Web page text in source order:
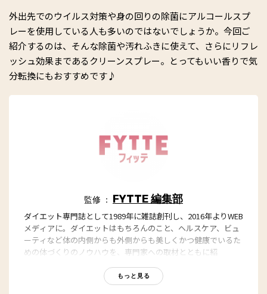
外出先でのウイルス対策や身の回りの除菌にアルコールスプ
レーを使用している人も多いのではないでしょうか。今回ご
紹介するのは、そんな除菌や汚れふきに使えて、さらにリフレ
ッシュ効果まであるクリーンスプレー。とってもいい香りで気
分転換にもおすすめです♪
監修 ： FYTTE 編集部
ダイエット専門誌として1989年に雑誌創刊し、2016年よりWEB
メディアに。ダイエットはもちろんのこと、ヘルスケア、ビュ
ーティなど体の内側からも外側からも美しくかつ健康でいるた
めの体づくりのノウハウを、専門家への取材とともに紹
もに、編集部員も自らさまざまなヘルシーネタを日々お試し
もっと見る